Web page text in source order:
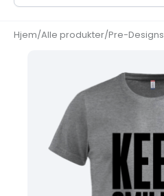
Hjem/Alle produkter/Pre-Designs